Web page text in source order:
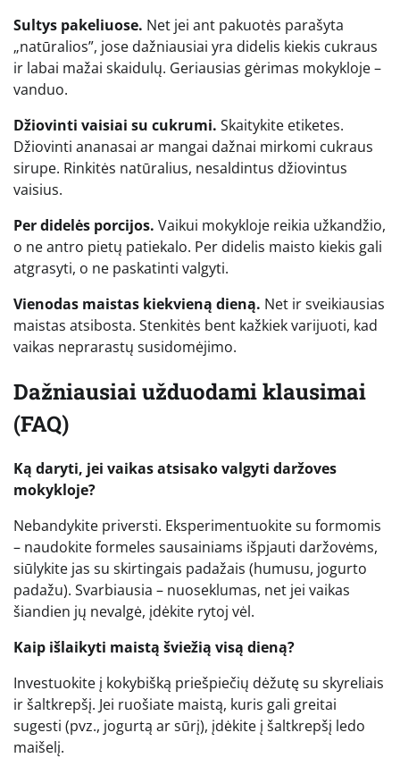
Sultys pakeliuose. Net jei ant pakuotės parašyta
„natūralios”, jose dažniausiai yra didelis kiekis cukraus
ir labai mažai skaidulų. Geriausias gėrimas mokykloje –
vanduo.
Džiovinti vaisiai su cukrumi. Skaitykite etiketes.
Džiovinti ananasai ar mangai dažnai mirkomi cukraus
sirupe. Rinkitės natūralius, nesaldintus džiovintus
vaisius.
Per didelės porcijos. Vaikui mokykloje reikia užkandžio,
o ne antro pietų patiekalo. Per didelis maisto kiekis gali
atgrasyti, o ne paskatinti valgyti.
Vienodas maistas kiekvieną dieną. Net ir sveikiausias
maistas atsibosta. Stenkitės bent kažkiek varijuoti, kad
vaikas neprarastų susidomėjimo.
Dažniausiai užduodami klausimai
(FAQ)
Ką daryti, jei vaikas atsisako valgyti daržoves
mokykloje?
Nebandykite priversti. Eksperimentuokite su formomis
– naudokite formeles sausainiams išpjauti daržovėms,
siūlykite jas su skirtingais padažais (humusu, jogurto
padažu). Svarbiausia – nuoseklumas, net jei vaikas
šiandien jų nevalgė, įdėkite rytoj vėl.
Kaip išlaikyti maistą šviežią visą dieną?
Investuokite į kokybišką priešpiečių dėžutę su skyreliais
ir šaltkrepšį. Jei ruošiate maistą, kuris gali greitai
sugesti (pvz., jogurtą ar sūrį), įdėkite į šaltkrepšį ledo
maišelį.